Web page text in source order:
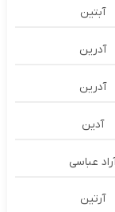
آبتین
آدرين
آدرین
آدین
عباسی
آرتین